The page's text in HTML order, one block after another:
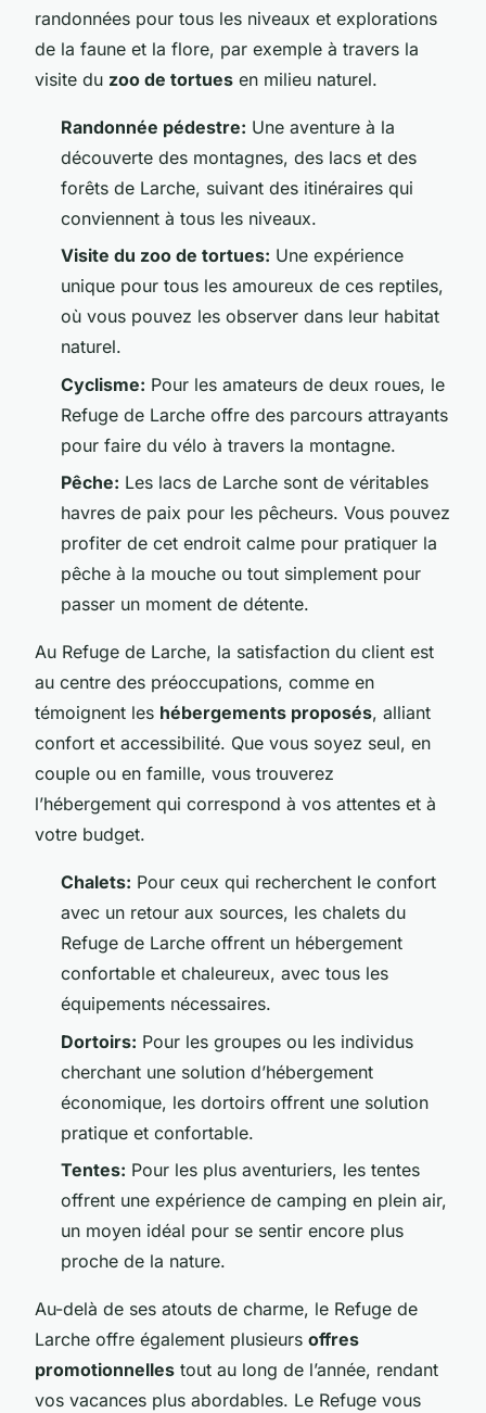
randonnées pour tous les niveaux et explorations
de la faune et la flore, par exemple à travers la
visite du zoo de tortues en milieu naturel.
Randonnée pédestre: Une aventure à la
découverte des montagnes, des lacs et des
forêts de Larche, suivant des itinéraires qui
conviennent à tous les niveaux.
Visite du zoo de tortues: Une expérience
unique pour tous les amoureux de ces reptiles,
où vous pouvez les observer dans leur habitat
naturel.
Cyclisme: Pour les amateurs de deux roues, le
Refuge de Larche offre des parcours attrayants
pour faire du vélo à travers la montagne.
Pêche: Les lacs de Larche sont de véritables
havres de paix pour les pêcheurs. Vous pouvez
profiter de cet endroit calme pour pratiquer la
pêche à la mouche ou tout simplement pour
passer un moment de détente.
Au Refuge de Larche, la satisfaction du client est
au centre des préoccupations, comme en
témoignent les hébergements proposés, alliant
confort et accessibilité. Que vous soyez seul, en
couple ou en famille, vous trouverez
l’hébergement qui correspond à vos attentes et à
votre budget.
Chalets: Pour ceux qui recherchent le confort
avec un retour aux sources, les chalets du
Refuge de Larche offrent un hébergement
confortable et chaleureux, avec tous les
équipements nécessaires.
Dortoirs: Pour les groupes ou les individus
cherchant une solution d’hébergement
économique, les dortoirs offrent une solution
pratique et confortable.
Tentes: Pour les plus aventuriers, les tentes
offrent une expérience de camping en plein air,
un moyen idéal pour se sentir encore plus
proche de la nature.
Au-delà de ses atouts de charme, le Refuge de
Larche offre également plusieurs offres
promotionnelles tout au long de l’année, rendant
vos vacances plus abordables. Le Refuge vous